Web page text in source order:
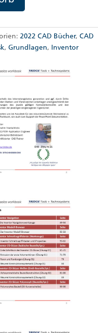
2022 CAD Bücher, CAD
, Grundlagen, Inventor